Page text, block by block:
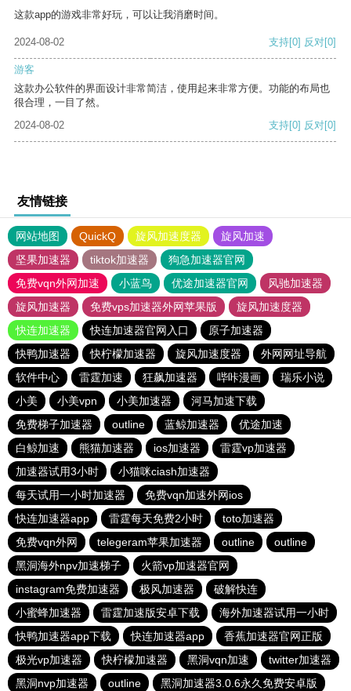
这款app的游戏非常好玩，可以让我消磨时间。
2024-08-02 支持[0] 反对[0]
游客
这款办公软件的界面设计非常简洁，使用起来非常方便。功能的布局也
很合理，一目了然。
2024-08-02
支持[0] 反对[0]
友情链接
网站地图 QuickQ 旋风加速度器
旋风加速
坚果加速器
tiktok加速器
狗急加速器官网
免费vqn外网加速
小蓝鸟 优途加速器官网
风驰加速器
旋风加速器
免费vps加速器外网苹果版
旋风加速度器
快连加速器
快连加速器官网入口
原子加速器
快鸭加速器
快柠檬加速器 旋风加速度器
外网网址导航
软件中心
雷霆加速 狂飙加速器 哔咔漫画
瑞乐小说
小美
小美vpn 小美加速器
河马加速下载
免费梯子加速器
outline 蓝鲸加速器
优途加速
白鲸加速
熊猫加速器 ios加速器
雷霆vp加速器
加速器试用3小时
小猫咪ciash加速器
每天试用一小时加速器
免费vqn加速外网ios
快连加速器app
雷霆每天免费2小时
toto加速器
免费vqn外网
telegeram苹果加速器 outline
outline
黑洞海外npv加速梯子
火箭vp加速器官网
instagram免费加速器
极风加速器
破解快连
小蜜蜂加速器
雷霆加速版安卓下载
海外加速器试用一小时
快鸭加速器app下载
快连加速器app
香蕉加速器官网正版
极光vp加速器
快柠檬加速器 黑洞vqn加速
twitter加速器
黑洞nvp加速器
outline 黑洞加速器3.0.6永久免费安卓版